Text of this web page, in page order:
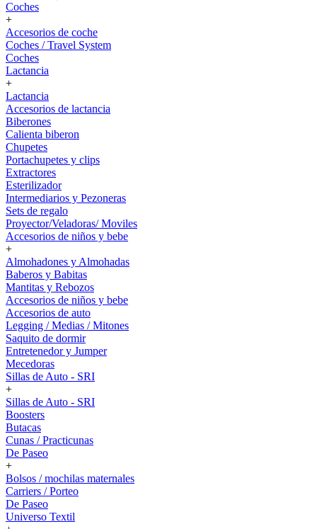
Coches
+
Accesorios de coche
Coches / Travel System
Coches
Lactancia
+
Lactancia
Accesorios de lactancia
Biberones
Calienta biberon
Chupetes
Portachupetes y clips
Extractores
Esterilizador
Intermediarios y Pezoneras
Sets de regalo
Proyector/Veladoras/ Moviles
Accesorios de niños y bebe
+
Almohadones y Almohadas
Baberos y Babitas
Mantitas y Rebozos
Accesorios de niños y bebe
Accesorios de auto
Legging / Medias / Mitones
Saquito de dormir
Entretenedor y Jumper
Mecedoras
Sillas de Auto - SRI
+
Sillas de Auto - SRI
Boosters
Butacas
Cunas / Practicunas
De Paseo
+
Bolsos / mochilas maternales
Carriers / Porteo
De Paseo
Universo Textil